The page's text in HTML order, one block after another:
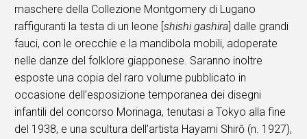
maschere della Collezione Montgomery di Lugano
raffiguranti la testa di un leone [ shishi gashira ] dalle grandi
fauci, con le orecchie e la mandibola mobili, adoperate
nelle danze del folklore giapponese. Saranno inoltre
esposte una copia del raro volume pubblicato in
occasione dell’esposizione temporanea dei disegni
infantili del concorso Morinaga, tenutasi a Tokyo alla fine
del 1938, e una scultura dell’artista Hayami Shirō (n. 1927),